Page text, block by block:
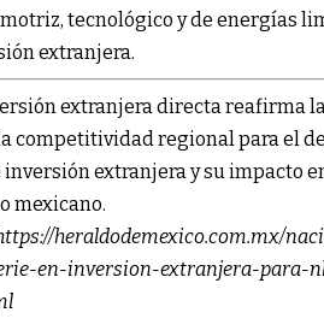
tecnológico y de energías
extranjera.
extranjera directa reafirma
competitividad regional para el
extranjera y su impacto
mexicano.
heraldodemexico.com.mx/
en-inversion-extranjera-para-